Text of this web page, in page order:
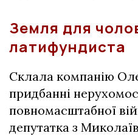
Земля для
латифундиста
Склала компанію
придбанні
повномасштабної
депутатка з